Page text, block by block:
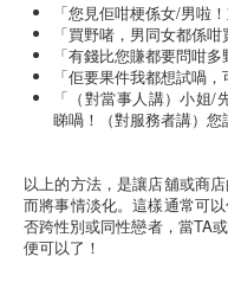
「您見佢咁梗係女/男啦
「買野啫，男同女都係
「有錢比您賺都要問咁多
「佢要果件我都想試喎
「（對當事人講）小姐
睇喎！（對服務者講）您
以上的方法，是讓店舖或商
而將事情淡化。這樣通常可
否跨性別或同性戀者，當TA
便可以了！